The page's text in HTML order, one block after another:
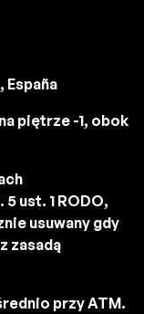
España
piętrze -1, obok
ust. 1 RODO,
usuwany gdy
zasadą
przy ATM.